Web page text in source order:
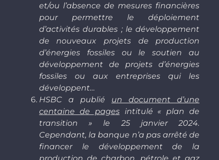
et/ou l’absence de mesures financières
pour permettre le déploiement
d’activités durables ; le développement
de nouveaux projets de production
d’énergies fossiles ou le soutien au
développement de projets d’énergies
fossiles ou aux entreprises qui les
développent…
HSBC a publié un document d’une
centaine de pagesintitulé « plan de
transition » le 25 janvier 2024.
Cependant, la banque n’a pas arrêté de
financer le développement de la